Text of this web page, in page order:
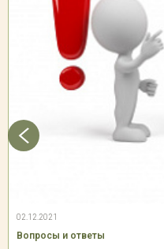
02.12.2021
Вопросы и ответы